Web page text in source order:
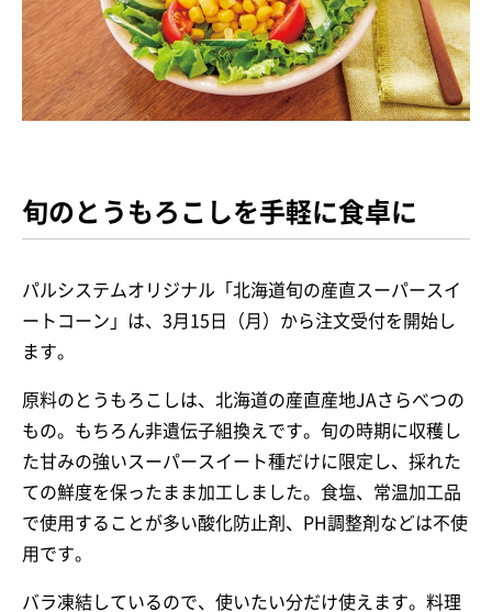
旬のとうもろこしを手軽に食卓に
パルシステムオリジナル「北海道旬の産直スーパースイ
ートコーン」は、3月15日（月）から注文受付を開始し
ます。
原料のとうもろこしは、北海道の産直産地JAさらべつの
もの。もちろん非遺伝子組換えです。旬の時期に収穫し
た甘みの強いスーパースイート種だけに限定し、採れた
ての鮮度を保ったまま加工しました。食塩、常温加工品
で使用することが多い酸化防止剤、PH調整剤などは不使
用です。
バラ凍結しているので、使いたい分だけ使えます。料理